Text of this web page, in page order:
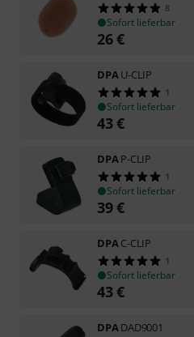
8
Sofort lieferbar
26€
DPAU-CLIP
1
Sofort lieferbar
43€
DPAP-CLIP
1
Sofort lieferbar
39€
DPAC-CLIP
1
Sofort lieferbar
43€
DPADAD9001